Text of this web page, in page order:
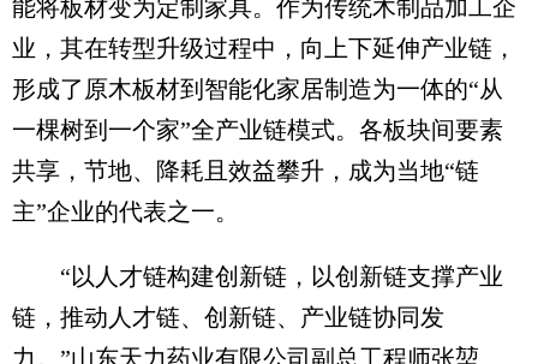
能将板材变为定制家具。作为传统木制品加工企
业，其在转型升级过程中，向上下延伸产业链，
形成了原木板材到智能化家居制造为一体的“从
一棵树到一个家”全产业链模式。各板块间要素
共享，节地、降耗且效益攀升，成为当地“链
主”企业的代表之一。
“以人才链构建创新链，以创新链支撑产业
链，推动人才链、创新链、产业链协同发
力。”山东天力药业有限公司副总工程师张堃